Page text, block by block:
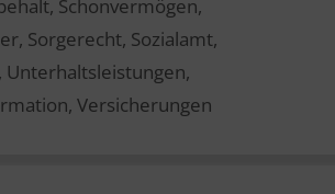
, Schonvermögen,
, Sorgerecht, Sozialamt,
, Unterhaltsleistungen,
, Versicherungen